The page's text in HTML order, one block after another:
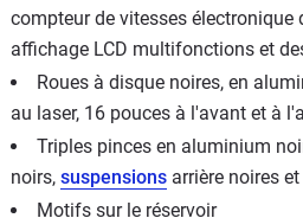
compteur de vitesses électronique
affichage LCD multifonctions et
Roues à disque noires, en
au laser, 16 pouces à l'avant et à
Triples pinces en aluminium
noirs, suspensions arrière noires
Motifs sur le réservoir